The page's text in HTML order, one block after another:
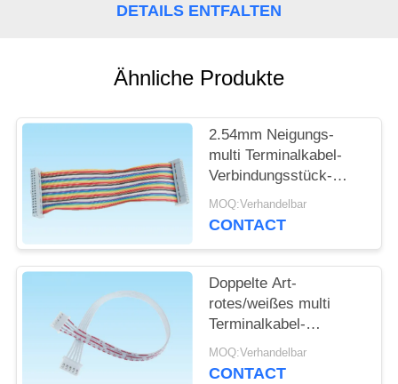
SITEMAP
PRIVACY
POLICY
DETAILS ENTFALTEN
Ähnliche Produkte
2.54mm Neigungs-
multi Terminalkabel-
Verbindungsstück-
Leichtgewichtler für
Smart Home
MOQ:Verhandelbar
CONTACT
Doppelte Art-
rotes/weißes multi
Terminalkabel-
Verbindungsstück-
Oblaten-Geschirr 2 -
MOQ:Verhandelbar
CONTACT